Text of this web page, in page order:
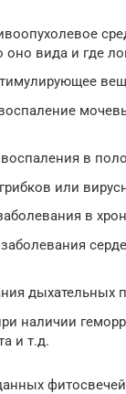
оно вида и где
в
или
в
дыхательных
наличии
и т.д.
фитосвечей